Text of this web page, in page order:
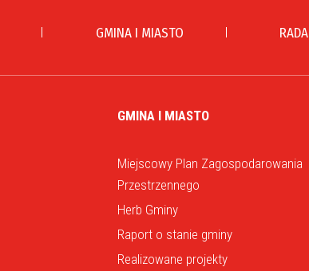
GMINA I MIASTO RADA
GMINA I MIASTO
Miejscowy Plan Zagospodarowania
Przestrzennego
Herb Gminy
Raport o stanie gminy
Realizowane projekty